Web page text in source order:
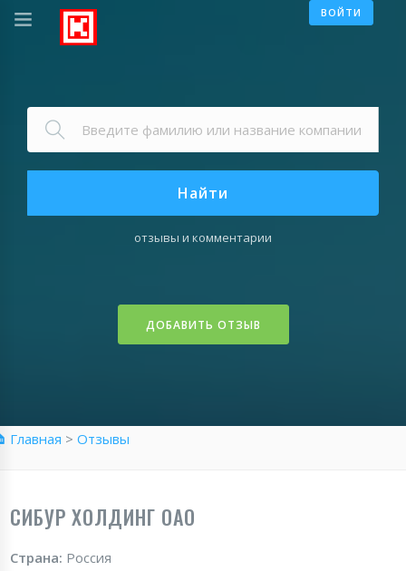
ВОЙТИ
Найти
отзывы и комментарии
ДОБАВИТЬ ОТЗЫВ
Главная > Отзывы
СИБУР ХОЛДИНГ ОАО
Страна: Россия